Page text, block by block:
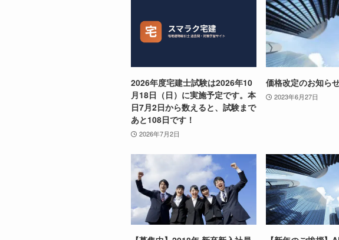
2026年度宅建士試験は2026年10
月18日（日）に実施予定です。本
日7月2日から数えると、試験まで
あと108日です！
2026年7月2日
価格改定のお知ら
2023年6月27日